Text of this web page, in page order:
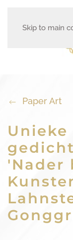
Skip to main
Paper Art
Unieke
'Nader